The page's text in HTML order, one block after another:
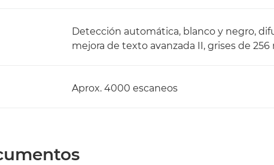
Detección automática, blanco y negro,
mejora de texto avanzada II, grises de
Aprox. 4000 escaneos